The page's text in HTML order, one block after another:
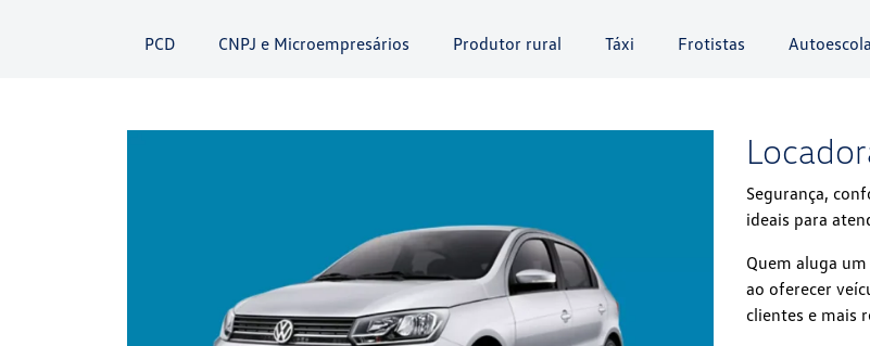
PCD CNPJ e Microempresários Produtor rural Táxi Frotistas Autoescola
Segurança,
ideais para
Quem aluga
ao oferecer
clientes e mais